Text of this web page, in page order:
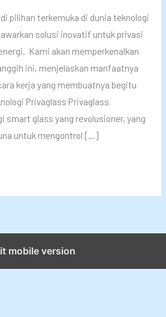
pilihan terkemuka di dunia teknologi
solusi inovatif untuk privasi
Kami akan memperkenalkan
ini, menjelaskan manfaatnya
kerja yang membuatnya begitu
Privaglass Privaglass
smart glass yang revolusioner, yang
untuk mengontrol […]
mobile version